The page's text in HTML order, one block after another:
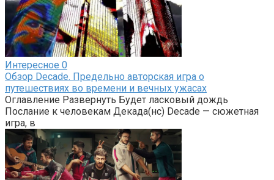
Интересное 0
Обзор Decade. Предельно авторская игра о
путешествиях во времени и вечных ужасах
Оглавление Развернуть Будет ласковый дождь
Послание к человекам Декада(нс) Decade — сюжетная
игра, в